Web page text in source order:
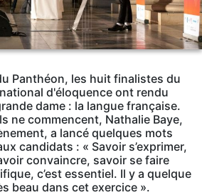
Panthéon, les huit finalistes du
d'éloquence ont rendu
dame : la langue française.
ne commencent, Nathalie Baye,
a lancé quelques mots
candidats : « Savoir s’exprimer,
convaincre, savoir se faire
c’est essentiel. Il y a quelque
beau dans cet exercice ».